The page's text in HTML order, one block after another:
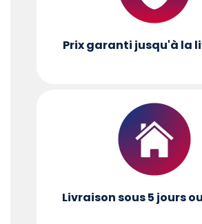
Prix garanti jusqu'à la
Livraison sous 5 jours